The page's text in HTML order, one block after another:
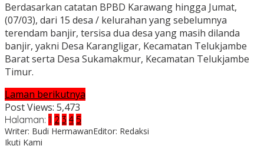
Berdasarkan catatan BPBD Karawang hingga Jumat,
(07/03), dari 15 desa / kelurahan yang sebelumnya
terendam banjir, tersisa dua desa yang masih dilanda
banjir, yakni Desa Karangligar, Kecamatan Telukjambe
Barat serta Desa Sukamakmur, Kecamatan Telukjambe
Timur.
Laman berikutnya
Post Views: 5,473
Halaman: 1 2 3 4 5
Writer: Budi HermawanEditor: Redaksi
Ikuti Kami